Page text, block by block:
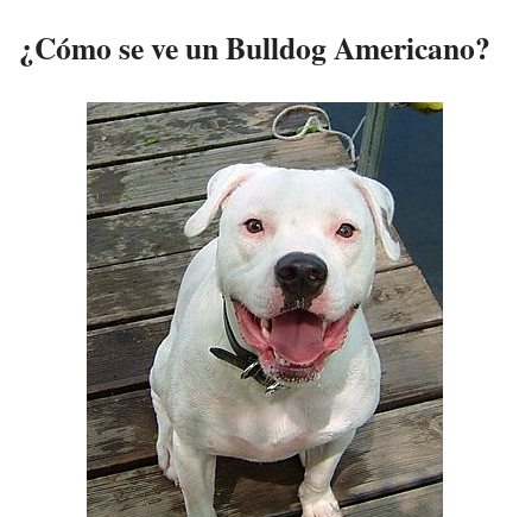
¿Cómo se ve un Bulldog Americano?